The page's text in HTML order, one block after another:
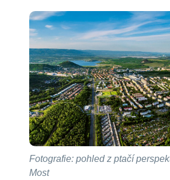
Fotografie: pohled z ptačí
Most